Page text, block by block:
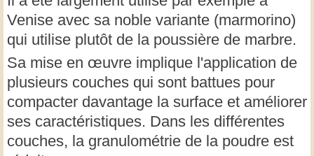
Venise avec sa noble variante (marmorino)
qui utilise plutôt de la poussière de marbre.
Sa mise en œuvre implique l'application de
plusieurs couches qui sont battues pour
compacter davantage la surface et améliorer
ses caractéristiques. Dans les différentes
couches, la granulométrie de la poudre est